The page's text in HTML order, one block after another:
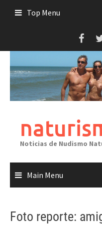
Top Menu
Noticias de Nudismo
Main Menu
Foto reporte: